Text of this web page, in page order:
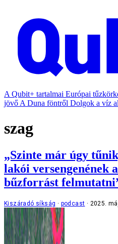
A Qubit+ tartalmai Európai
jövő A Duna föntről Dolgok a víz
szag
„Szinte már úgy
lakói versengenének
bűzforrást
Kiszáradó síkság podcast 2025.